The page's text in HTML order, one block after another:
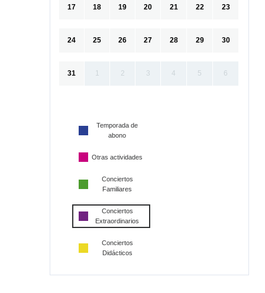
17 18 19 20 21 22 23
24 25 26 27 28 29 30
31 1 2 3 4 5 6
Temporada de
abono
Otras actividades
Conciertos
Familiares
Conciertos
Extraordinarios
Conciertos
Didácticos